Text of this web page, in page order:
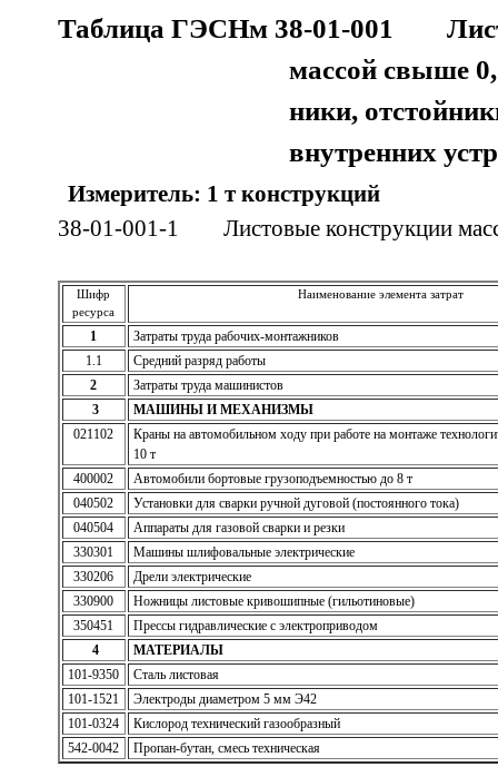
Таблица ГЭСНм 38-01-001
массой свыше
ники,
внутренних
Измеритель: 1 т конструкций
38-01-001-1 Листовые конструкции
Шифр
ресурса
Наименование элемента затрат
1
Затраты труда рабочих-монтажников
1.1
Средний разряд работы
2
Затраты труда машинистов
3
МАШИНЫ И МЕХАНИЗМЫ
021102
Краны на автомобильном ходу при работе на монтаже
10 т
400002
Автомобили бортовые грузоподъемностью до 8 т
040502
Установки для сварки ручной дуговой (постоянного тока)
040504
Аппараты для газовой сварки и резки
330301
Машины шлифовальные электрические
330206
Дрели электрические
330900
Ножницы листовые кривошипные (гильотиновые)
350451
Прессы гидравлические с электроприводом
4
МАТЕРИАЛЫ
101-9350
Сталь листовая
101-1521
Электроды диаметром 5 мм Э42
101-0324
Кислород технический газообразный
542-0042
Пропан-бутан, смесь техническая